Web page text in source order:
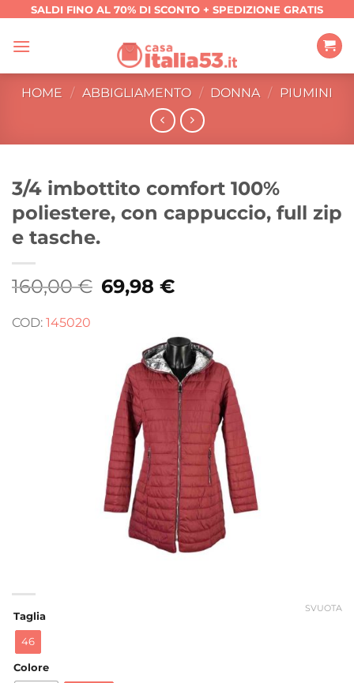
contenuti
SALDI FINO AL 70% DI SCONTO + SPEDIZIONE GRATIS
HOME / ABBIGLIAMENTO / DONNA / PIUMINI
3/4 imbottito comfort 100%
poliestere, con cappuccio, full zip
e tasche.
160,00€
Il
prezzo
69,98€Il
prezzo
69,98 €.
COD: 145020
Taglia
46
Colore
SVUOTA